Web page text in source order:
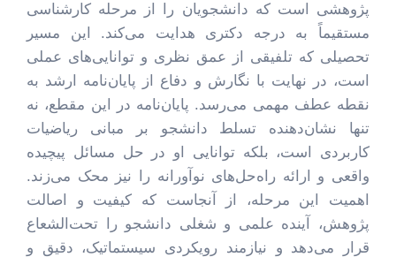
پژوهشی است که دانشجویان را از مرحله کارشناسی
مستقیماً به درجه دکتری هدایت می‌کند. این مسیر
تحصیلی که تلفیقی از عمق نظری و توانایی‌های عملی
است، در نهایت با نگارش و دفاع از پایان‌نامه ارشد به
نقطه عطف مهمی می‌رسد. پایان‌نامه در این مقطع، نه
تنها نشان‌دهنده تسلط دانشجو بر مبانی ریاضیات
کاربردی است، بلکه توانایی او در حل مسائل پیچیده
واقعی و ارائه راه‌حل‌های نوآورانه را نیز محک می‌زند.
اهمیت این مرحله، از آنجاست که کیفیت و اصالت
پژوهش، آینده علمی و شغلی دانشجو را تحت‌الشعاع
قرار می‌دهد و نیازمند رویکردی سیستماتیک، دقیق و